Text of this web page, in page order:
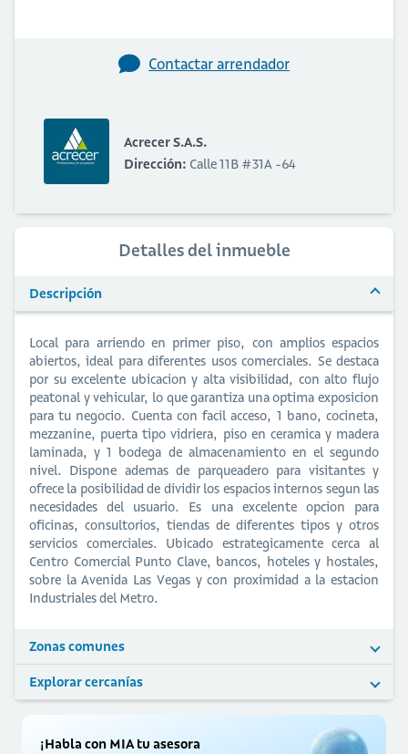
Contactar arrendador
Acrecer S.A.S.
Dirección: Calle 11B #31A -64
Detalles del inmueble
Descripción
Local para arriendo en primer piso, con amplios espacios
abiertos, ideal para diferentes usos comerciales. Se destaca
por su excelente ubicacion y alta visibilidad, con alto flujo
peatonal y vehicular, lo que garantiza una optima exposicion
para tu negocio. Cuenta con facil acceso, 1 bano, cocineta,
mezzanine, puerta tipo vidriera, piso en ceramica y madera
laminada, y 1 bodega de almacenamiento en el segundo
nivel. Dispone ademas de parqueadero para visitantes y
ofrece la posibilidad de dividir los espacios internos segun las
necesidades del usuario. Es una excelente opcion para
oficinas, consultorios, tiendas de diferentes tipos y otros
servicios comerciales. Ubicado estrategicamente cerca al
Centro Comercial Punto Clave, bancos, hoteles y hostales,
sobre la Avenida Las Vegas y con proximidad a la estacion
Industriales del Metro.
Zonas comunes
Explorar cercanías
¡Habla con MIA tu asesora